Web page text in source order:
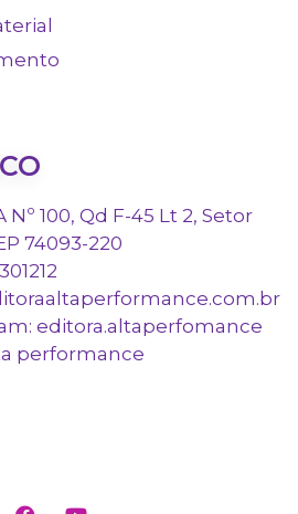
Nº 100, Qd F-45 Lt 2, Setor
74093-220
editora.altaperfomance
performance